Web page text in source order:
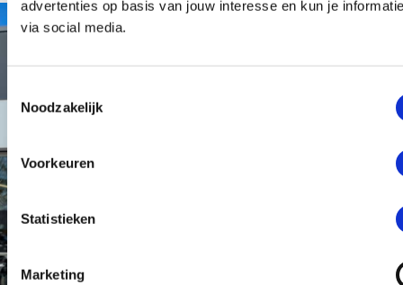
advertenties op basis van jouw interesse en kun je
via social media.
Noodzakelijk
Voorkeuren
Statistieken
Marketing